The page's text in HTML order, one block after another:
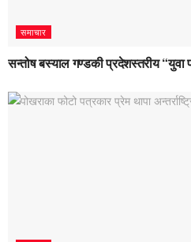
समाचार
सन्तोष बस्याल गण्डकी प्रदेशस्तरीय “युवा